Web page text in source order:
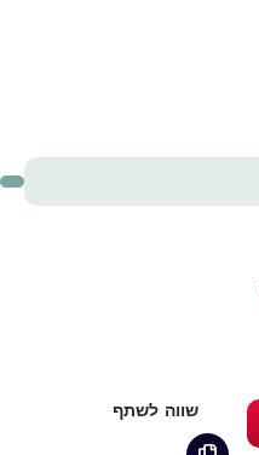
שווה לשתף